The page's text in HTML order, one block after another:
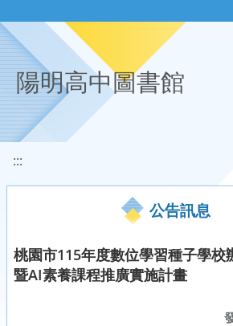
陽明高中圖書館
:::
公告訊息
桃園市115年度數位學習種子學校
暨AI素養課程推廣實施計畫